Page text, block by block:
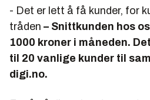
- Det er lett å få kunder, for
tråden – Snittkunden hos
1000 kroner i måneden.
til 20 vanlige kunder til
digi.no.